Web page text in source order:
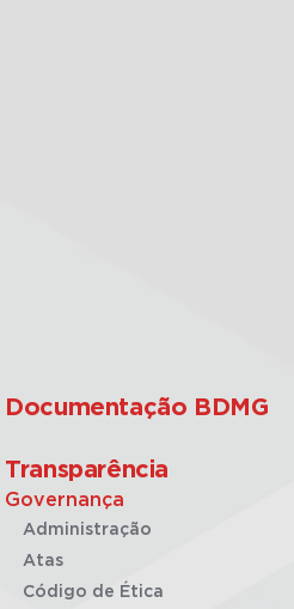
Documentação BDMG
Transparência
Governança
Administração
Atas
Código de Ética